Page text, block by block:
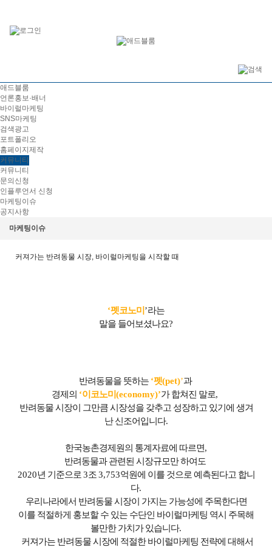
애드블룸
언론홍보·배너
바이럴마케팅
SNS마케팅
검색광고
포트폴리오
홈페이지제작
커뮤니티
커뮤니티
문의신청
인플루언서 신청
마케팅이슈
공지사항
마케팅이슈
커져가는 반려동물 시장, 바이럴마케팅을 시작할 때
‘펫코노미 ’라는
말을 들어보셨나요?
반려동물을 뜻하는 ‘펫(pet)’과
경제의 ‘이코노미 (economy)’가 합쳐진 말로,
반려동물 시장이 그만큼 시장성을 갖추고 성장하고 있기에 생겨
난 신조어입니다.
한국농촌경제원의 통계자료에 따르면,
반려동물과 관련된 시장규모만 하여도
2020년 기준으로 3조3,753억원에 이를 것으로 예측된다고 합니
다.
우리나라에서 반려동물 시장이 가지는 가능성에 주목한다면
이를 적절하게 홍보할 수 있는 수단인 바이럴마케팅 역시 주목해
볼만한 가치가 있습니다.
커져가는 반려동물 시장에 적절한 바이럴마케팅 전략에 대해서